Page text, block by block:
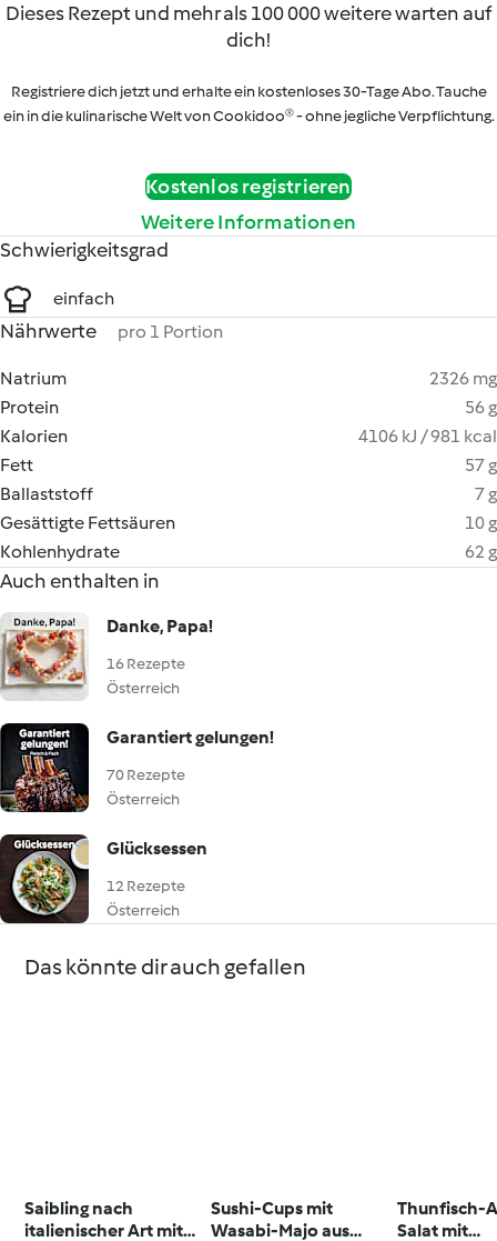
Dieses Rezept und mehr als 100 000 weitere warten auf
dich!
Registriere dich jetzt und erhalte ein kostenloses 30-Tage Abo. Tauche
ein in die kulinarische Welt von Cookidoo® - ohne jegliche Verpflichtung.
Kostenlos registrieren
Weitere Informationen
Schwierigkeitsgrad
einfach
Nährwerte pro 1 Portion
Natrium
2326 mg
Protein
56 g
Kalorien
4106 kJ / 981 kcal
Fett
57 g
Ballaststoff
7 g
Gesättigte Fettsäuren
10 g
Kohlenhydrate
62 g
Auch enthalten in
Danke, Papa!
16 Rezepte
Österreich
Garantiert gelungen!
70 Rezepte
Österreich
Glücksessen
12 Rezepte
Österreich
Das könnte dir auch gefallen
Saibling nach
italienischer Art mit
Sushi-Cups mit
Wasabi-Majo aus
Thunfisch-
Salat mit